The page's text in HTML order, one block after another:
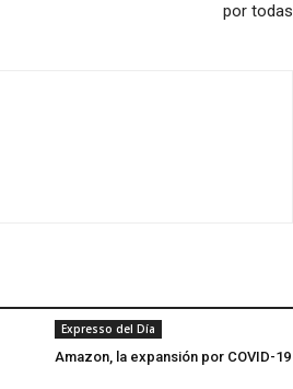
por todas
Expresso del Día
Amazon, la expansión por COVID-19